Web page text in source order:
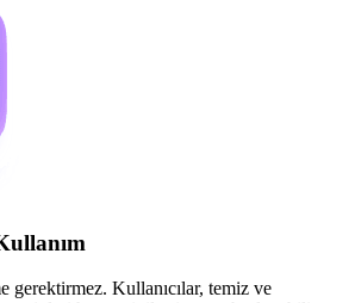
gerektirmez. Kullanıcılar, temiz ve